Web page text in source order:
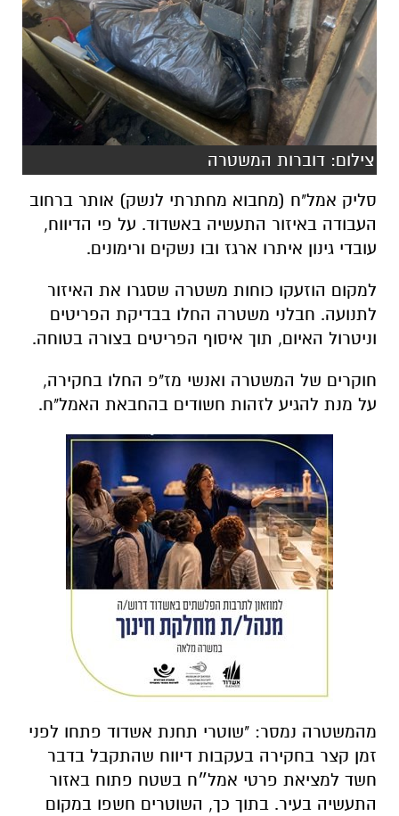
צילום: דוברות המשטרה
סליק אמל"ח (מחבוא מחתרתי לנשק) אותר ברחוב
העבודה באיזור התעשיה באשדוד. על פי הדיווח,
עובדי גינון איתרו ארגז ובו נשקים ורימונים.
למקום הוזעקו כוחות משטרה שסגרו את האיזור
לתנועה. חבלני משטרה החלו בבדיקת הפריטים
וניטרול האיום, תוך איסוף הפריטים בצורה בטוחה.
חוקרים של המשטרה ואנשי מז"פ החלו בחקירה,
על מנת להגיע לזהות חשודים בהחבאת האמל"ח.
מהמשטרה נמסר: "שוטרי תחנת אשדוד פתחו לפני
זמן קצר בחקירה בעקבות דיווח שהתקבל בדבר
חשד למציאת פרטי אמל״ח בשטח פתוח באזור
התעשיה בעיר. בתוך כך, השוטרים חשפו במקום